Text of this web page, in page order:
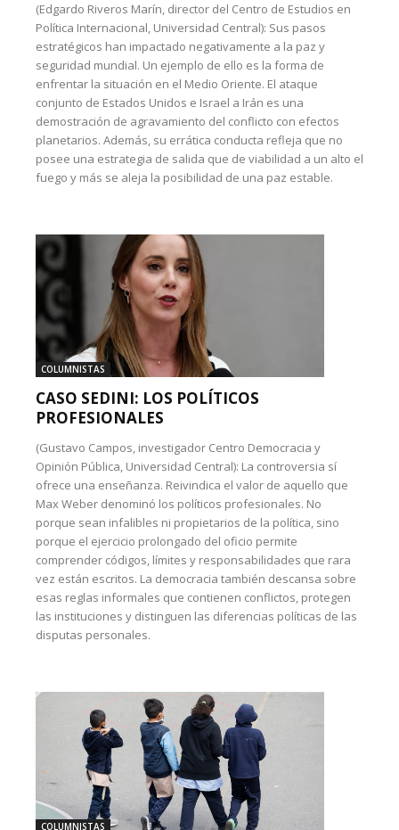
(Edgardo Riveros Marín, director del Centro de Estudios en
Política Internacional, Universidad Central): Sus pasos
estratégicos han impactado negativamente a la paz y
seguridad mundial. Un ejemplo de ello es la forma de
enfrentar la situación en el Medio Oriente. El ataque
conjunto de Estados Unidos e Israel a Irán es una
demostración de agravamiento del conflicto con efectos
planetarios. Además, su errática conducta refleja que no
posee una estrategia de salida que de viabilidad a un alto el
fuego y más se aleja la posibilidad de una paz estable.
COLUMNISTAS
CASO SEDINI: LOS POLÍTICOS
PROFESIONALES
(Gustavo Campos, investigador Centro Democracia y
Opinión Pública, Universidad Central): La controversia sí
ofrece una enseñanza. Reivindica el valor de aquello que
Max Weber denominó los políticos profesionales. No
porque sean infalibles ni propietarios de la política, sino
porque el ejercicio prolongado del oficio permite
comprender códigos, límites y responsabilidades que rara
vez están escritos. La democracia también descansa sobre
esas reglas informales que contienen conflictos, protegen
las instituciones y distinguen las diferencias políticas de las
disputas personales.
COLUMNISTAS